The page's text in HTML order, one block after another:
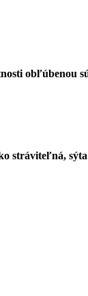
obľúbenou
stráviteľná,